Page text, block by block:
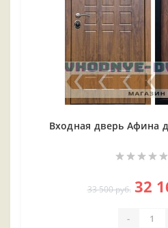
Входная дверь Афина
33 500 руб. 32
-